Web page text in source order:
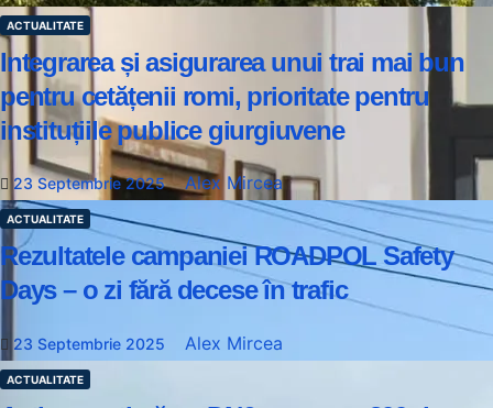
ACTUALITATE
Integrarea și asigurarea unui trai mai bun
pentru cetățenii romi, prioritate pentru
instituțiile publice giurgiuvene
23 Septembrie 2025 Alex Mircea
ACTUALITATE
Rezultatele campaniei ROADPOL Safety
Days – o zi fără decese în trafic
23 Septembrie 2025 Alex Mircea
ACTUALITATE